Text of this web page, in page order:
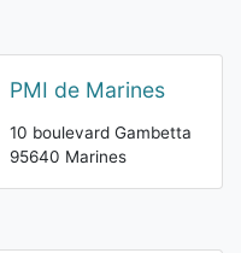
PMI de Marines
10 boulevard Gambetta
95640 Marines